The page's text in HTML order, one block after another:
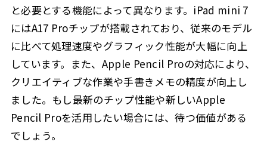
と必要とする機能によって異なります。iPad mini 7
にはA17 Proチップが搭載されており、従来のモデル
に比べて処理速度やグラフィック性能が大幅に向上
しています。また、Apple Pencil Proの対応により、
クリエイティブな作業や手書きメモの精度が向上し
ました。もし最新のチップ性能や新しいApple
Pencil Proを活用したい場合には、待つ価値がある
でしょう。